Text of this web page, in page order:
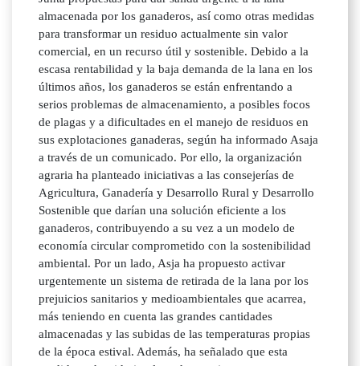
almacenada por los ganaderos, así como otras medidas
para transformar un residuo actualmente sin valor
comercial, en un recurso útil y sostenible. Debido a la
escasa rentabilidad y la baja demanda de la lana en los
últimos años, los ganaderos se están enfrentando a
serios problemas de almacenamiento, a posibles focos
de plagas y a dificultades en el manejo de residuos en
sus explotaciones ganaderas, según ha informado Asaja
a través de un comunicado. Por ello, la organización
agraria ha planteado iniciativas a las consejerías de
Agricultura, Ganadería y Desarrollo Rural y Desarrollo
Sostenible que darían una solución eficiente a los
ganaderos, contribuyendo a su vez a un modelo de
economía circular comprometido con la sostenibilidad
ambiental. Por un lado, Asja ha propuesto activar
urgentemente un sistema de retirada de la lana por los
prejuicios sanitarios y medioambientales que acarrea,
más teniendo en cuenta las grandes cantidades
almacenadas y las subidas de las temperaturas propias
de la época estival. Además, ha señalado que esta